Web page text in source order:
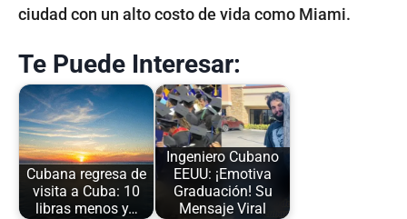
ciudad con un alto costo de vida como Miami.
Te Puede Interesar:
Cubana regresa de
visita a Cuba: 10
libras menos y…
Ingeniero Cubano
EEUU: ¡Emotiva
Graduación! Su
Mensaje Viral